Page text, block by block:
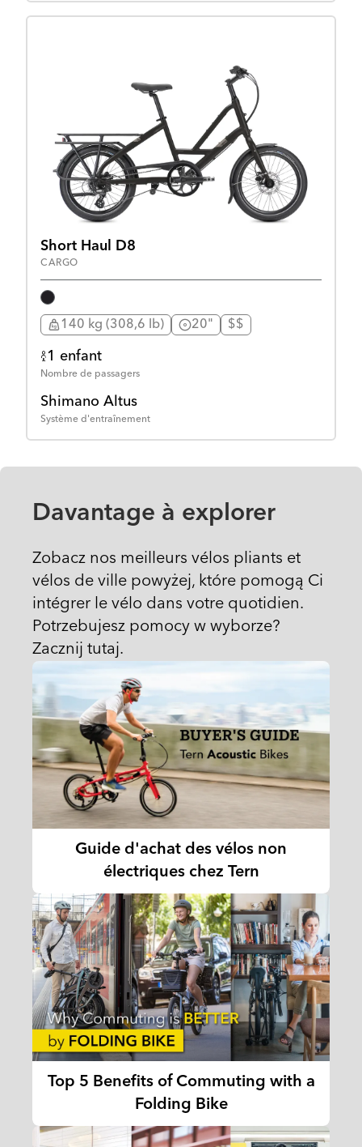
Short Haul D8
CARGO
140 kg (308,6 lb) 20" $$
1 enfant
Nombre de passagers
Shimano Altus
Système d'entraînement
Davantage à explorer
Zobacz nos meilleurs vélos pliants et
vélos de ville powyżej, które pomogą Ci
intégrer le vélo dans votre quotidien.
Potrzebujesz pomocy w wyborze?
Zacznij tutaj.
Guide d'achat des vélos non
électriques chez Tern
Top 5 Benefits of Commuting with a
Folding Bike